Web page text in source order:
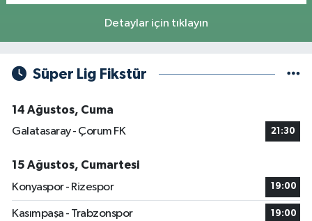
Detaylar için tıklayın
Süper Lig Fikstür
14 Ağustos, Cuma
Galatasaray - Çorum FK
21:30
15 Ağustos, Cumartesi
Konyaspor - Rizespor
19:00
Kasımpaşa - Trabzonspor 19:00